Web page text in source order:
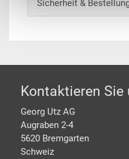
Sicherheit &
Footer
Kontaktieren Sie
Georg Utz AG
Augraben 2-4
5620 Bremgarten
Schweiz